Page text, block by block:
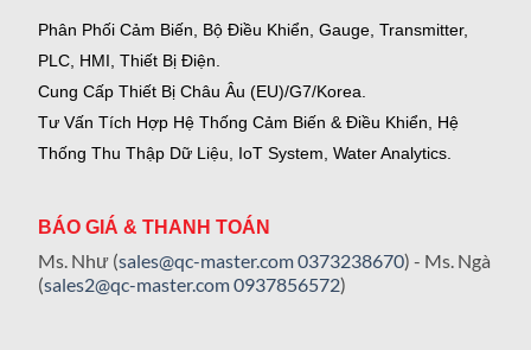
Phân Phối Cảm Biến, Bộ Điều Khiển, Gauge, Transmitter,
PLC, HMI, Thiết Bị Điện.
Cung Cấp Thiết Bị Châu Âu (EU)/G7/Korea.
Tư Vấn Tích Hợp Hệ Thống Cảm Biến & Điều Khiển, Hệ
Thống Thu Thập Dữ Liệu, IoT System, Water Analytics.
BÁO GIÁ & THANH TOÁN
Ms. Như (sales@qc-master.com0373238670) - Ms. Ngà
(sales2@qc-master.com0937856572)